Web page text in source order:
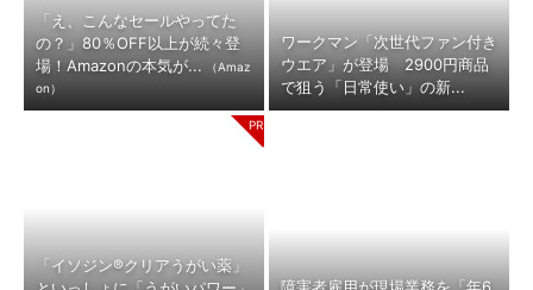
「え、こんなセールやってた
の？」80％OFF以上が続々登
場！Amazonの本気が...
（Amaz
on）
ワークマン「次世代ファン付き
ウエア」が登場 2900円商品
で狙う「日常使い」の新...
「イソジン®クリアうがい薬」